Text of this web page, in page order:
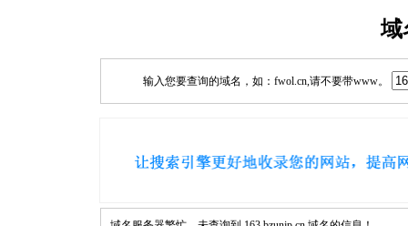
域
输入您要查询的域名，如：fwol.cn,请不要带www。